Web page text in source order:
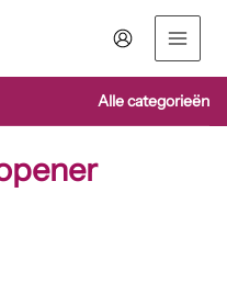
Alle categorieën